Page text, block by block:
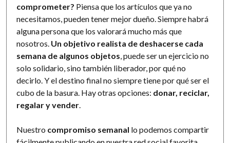
comprometer? Piensa que los artículos que ya no
necesitamos, pueden tener mejor dueño. Siempre habrá
alguna persona que los valorará mucho más que
nosotros. Un objetivo realista de deshacerse cada
semana de algunos objetos, puede ser un ejercicio no
solo solidario, sino también liberador, por qué no
decirlo. Y el destino final no siempre tiene por qué ser el
cubo de la basura. Hay otras opciones: donar, reciclar,
regalar y vender.
Nuestro compromiso semanal lo podemos compartir